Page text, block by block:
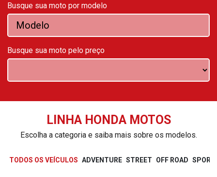
Busque sua moto por modelo
Busque sua moto pelo preço
LINHA HONDA MOTOS
Escolha a categoria e saiba mais sobre os modelos.
TODOS OS VEÍCULOS ADVENTURE STREET OFF ROAD SPORT